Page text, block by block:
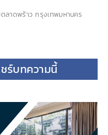
ลาดพร้าว กรุงเทพมหานคร